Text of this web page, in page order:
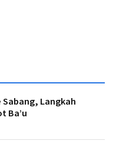
Sabang, Langkah
Ba’u